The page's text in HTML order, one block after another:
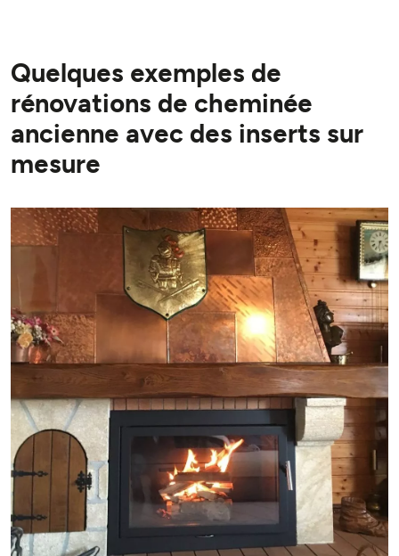
Quelques exemples de
rénovations de cheminée
ancienne avec des inserts sur
mesure